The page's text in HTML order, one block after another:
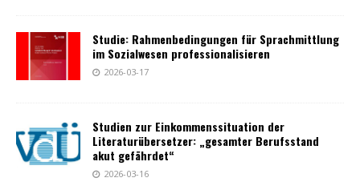
Studie: Rahmenbedingungen für Sprachmittlung
im Sozialwesen professionalisieren
2026-03-17
Studien zur Einkommenssituation der
Literaturübersetzer: „gesamter Berufsstand
akut gefährdet“
2026-03-16